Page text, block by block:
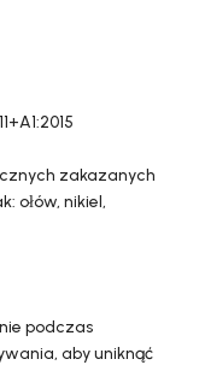
zakazanych
ołów, nikiel,
podczas
aby uniknąć